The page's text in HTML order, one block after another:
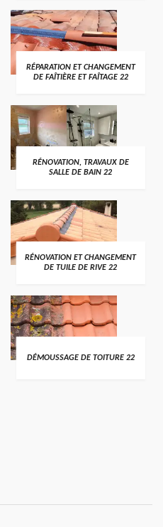
RÉPARATION ET CHANGEMENT
DE FAÎTIÈRE ET FAÎTAGE 22
RÉNOVATION, TRAVAUX DE
SALLE DE BAIN 22
RÉNOVATION ET CHANGEMENT
DE TUILE DE RIVE 22
DÉMOUSSAGE DE TOITURE 22